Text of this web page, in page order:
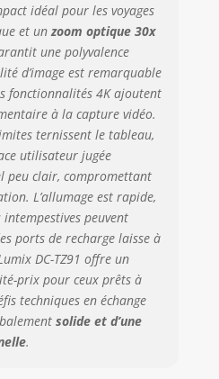
idéal pour les voyages
et unzoom optique 30x
une polyvalence
d’image est remarquable
fonctionnalités 4K ajoutent
à la capture vidéo.
ternissent le tableau,
utilisateur jugée
peu clair, compromettant
L’allumage est rapide,
peuvent
ports de recharge laisse à
DC-TZ91 offre un
prix pour ceux prêts à
techniques en échange
solide et d’une
.